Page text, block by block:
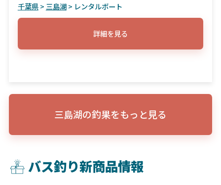
千葉県> 三島湖> レンタルボート
詳細を見る
三島湖の釣果をもっと見る
バス釣り新商品情報